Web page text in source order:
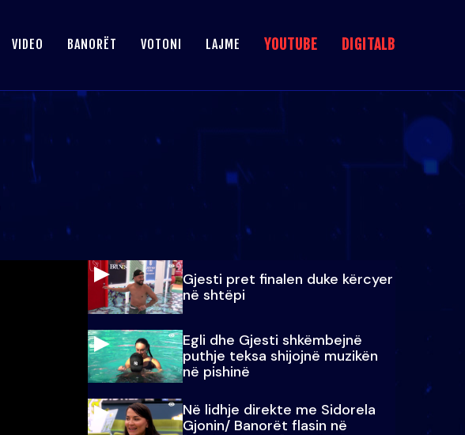
VIDEO BANORËT VOTONI LAJME YOUTUBE DIGITALB
Gjesti pret finalen duke kërcyer
në shtëpi
Egli dhe Gjesti shkëmbejnë
puthje teksa shijojnë muzikën
në pishinë
Në lidhje direkte me Sidorela
Gjonin/ Banorët flasin në